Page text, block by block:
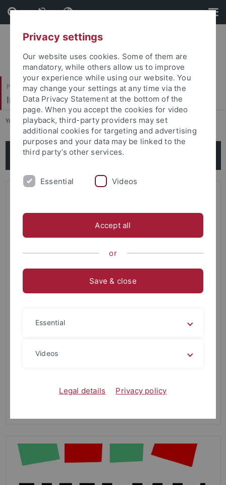
Skip
to
content
Skip
to
footer
Philosophische Fakultät
Institut für Medienwissenschaft
You are here: Startseite ... Aktuelles
Aktuelles
Herzlich Willkommen am Institut für
Read more
Privacy settings
Our website uses cookies. Some of them are
mandatory, while others allow us to improve
your experience while using our website. You
may change your settings at any time via the
Data Privacy Statement at the bottom of the
page. When you accept the cookies for video
playback, third-party providers may set
additional cookies for targeting and advertising
purposes and your data may be linked to the
third party’s other services.
Essential Videos
Accept all
or
Save & close
Essential
Videos
Legal details Privacy policy